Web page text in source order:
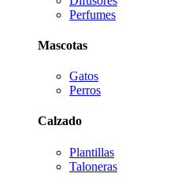
Perfumes
Mascotas
Gatos
Perros
Calzado
Plantillas
Taloneras